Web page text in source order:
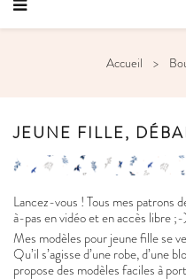
Accueil
JEUNE FILLE,
Lancez-vous ! Tous mes patrons
à-pas en vidéo et en accès libre
Mes modèles pour jeune fille se
Qu’il s’agisse d’une robe, d’une
propose des modèles faciles à